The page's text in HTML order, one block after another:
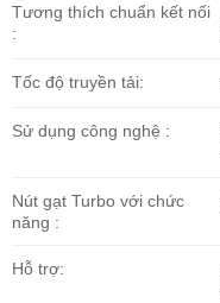
Tương thích chuẩn kết nối
:
Tốc độ truyền tải:
Sử dụng công nghệ :
Nút gạt Turbo với chức
năng :
Hỗ trợ: